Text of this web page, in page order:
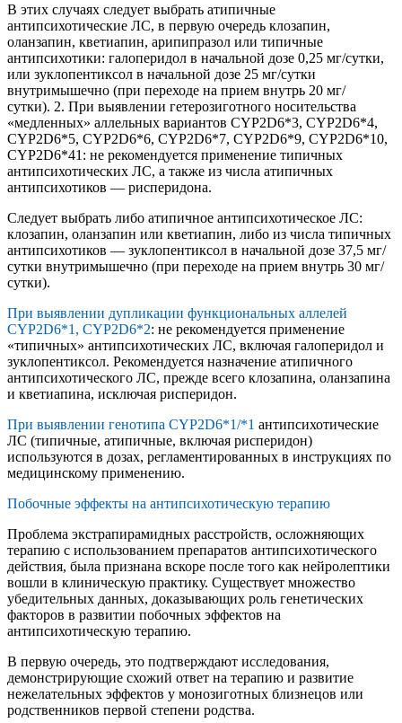
В этих случаях следует выбрать атипичные
антипсихотические ЛС, в первую очередь клозапин,
оланзапин, кветиапин, арипипразол или типичные
антипсихотики: галоперидол в начальной дозе 0,25 мг/сутки,
или зуклопентиксол в начальной дозе 25 мг/сутки
внутримышечно (при переходе на прием внутрь 20 мг/
сутки). 2. При выявлении гетерозиготного носительства
«медленных» аллельных вариантов CYP2D6*3, CYP2D6*4,
CYP2D6*5, CYP2D6*6, CYP2D6*7, CYP2D6*9, CYP2D6*10,
CYP2D6*41: не рекомендуется применение типичных
антипсихотических ЛС, а также из числа атипичных
антипсихотиков — рисперидона.
Следует выбрать либо атипичное антипсихотическое ЛС:
клозапин, оланзапин или кветиапин, либо из числа типичных
антипсихотиков — зуклопентиксол в начальной дозе 37,5 мг/
сутки внутримышечно (при переходе на прием внутрь 30 мг/
сутки).
При выявлении дупликации функциональных аллелей
CYP2D6*1, CYP2D6*2: не рекомендуется применение
«типичных» антипсихотических ЛС, включая галоперидол и
зуклопентиксол. Рекомендуется назначение атипичного
антипсихотического ЛС, прежде всего клозапина, оланзапина
и кветиапина, исключая рисперидон.
При выявлении генотипа CYP2D6*1/*1 антипсихотические
ЛС (типичные, атипичные, включая рисперидон)
используются в дозах, регламентированных в инструкциях по
медицинскому применению.
Побочные эффекты на антипсихотическую терапию
Проблема экстрапирамидных расстройств, осложняющих
терапию с использованием препаратов антипсихотического
действия, была признана вскоре после того как нейролептики
вошли в клиническую практику. Существует множество
убедительных данных, доказывающих роль генетических
факторов в развитии побочных эффектов на
антипсихотическую терапию.
В первую очередь, это подтверждают исследования,
демонстрирующие схожий ответ на терапию и развитие
нежелательных эффектов у монозиготных близнецов или
родственников первой степени родства.